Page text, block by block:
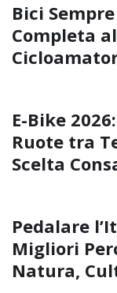
Bici
Completa
E-Bike
Ruote tra
Scelta
Pedalare
Migliori
Natura,